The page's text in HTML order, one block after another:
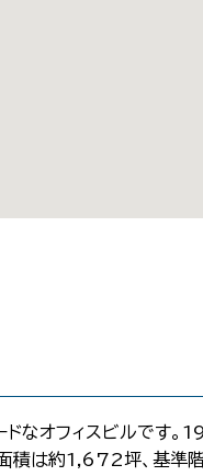
ドなオフィスビルです
積は約1,672坪、基